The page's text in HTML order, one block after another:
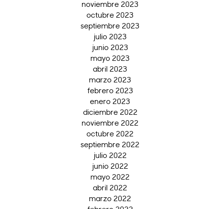
noviembre 2023
octubre 2023
septiembre 2023
julio 2023
junio 2023
mayo 2023
abril 2023
marzo 2023
febrero 2023
enero 2023
diciembre 2022
noviembre 2022
octubre 2022
septiembre 2022
julio 2022
junio 2022
mayo 2022
abril 2022
marzo 2022